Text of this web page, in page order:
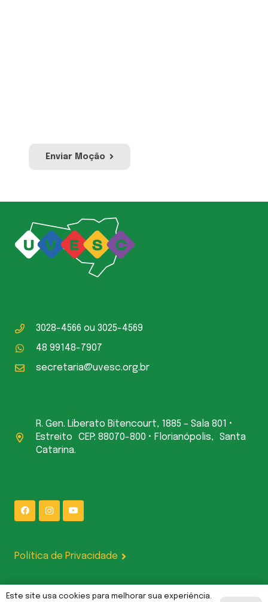
Enviar Moção
3028-4566 ou 3025-4569
48 99148-7907
secretaria@uvesc.org.br
R. Gen. Liberato Bitencourt, 1885 – Sala 801 •
Estreito CEP: 88070-800 • Florianópolis, Santa
Catarina.
Política de Privacidade
UVESC Comunicações | Gerenciado por L P CODE LTDA — CNPJ:
Este site usa cookies para melhorar sua experiência.